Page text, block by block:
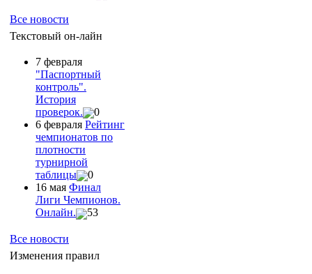
Все новости
Текстовый он-лайн
7 февраля
"Паспортный
контроль".
История
проверок.
0
6 февраля Рейтинг
чемпионатов по
плотности
турнирной
таблицы
0
16 мая Финал
Лиги Чемпионов.
Онлайн.
53
Все новости
Изменения правил